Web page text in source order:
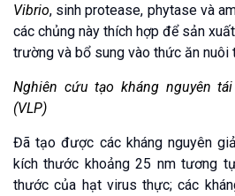
Vibrio, sinh protease, phytase và
các chủng này thích hợp để sản
trường và bổ sung vào thức ăn nuôi
Nghiên cứu tạo kháng nguyên
(VLP)
Đã tạo được các kháng nguyên
kích thước khoảng 25 nm tương
thước của hạt virus thực; các